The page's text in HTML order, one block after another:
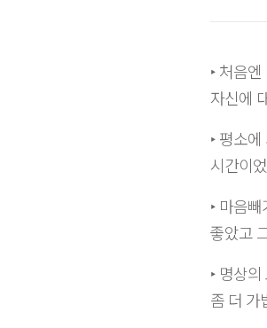
‣ 처음
자신에
‣ 평소
시간이
‣ 마음
좋았고
‣ 명상
좀 더 가